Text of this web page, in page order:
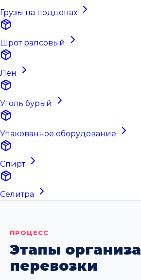
Грузы на поддонах
Шрот рапсовый
Лен
Уголь бурый
Упакованное оборудование
Спирт
Селитра
ПРОЦЕСС
Этапы
перевозки